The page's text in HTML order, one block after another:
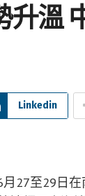
溫
Linkedin
27至29日